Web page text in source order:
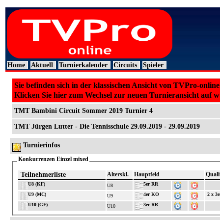
Home Aktuell Turnierkalender Circuits Spieler
Sie befinden sich in der klassischen Ansicht von TVPro-
Klicken Sie hier zum Wechsel zur neuen Turnieransicht auf
TMT Bambini Circuit Sommer 2019 Turnier 4
TMT Jürgen Lutter - Die Tennisschule 29.09.2019 - 29.09.2019
Turnierinfos
Konkurrenzen Einzel mixed
Teilnehmerliste Alterskl. Hauptfeld
U8 (KF) U8
5er RR
U9 (MC)
U9 4er KO
2 x
U10 (GF)
U10 3er RR